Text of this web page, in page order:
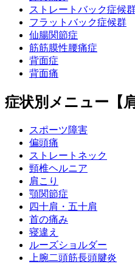
ストレートバック症候
フラットバック症候群
仙腸関節症
筋筋膜性腰痛症
背面症
背面痛
症状別メニュー【
スポーツ障害
偏頭痛
ストレートネック
頸椎ヘルニア
肩こり
顎関節症
四十肩・五十肩
首の痛み
寝違え
ルーズショルダー
上腕二頭筋長頭腱炎